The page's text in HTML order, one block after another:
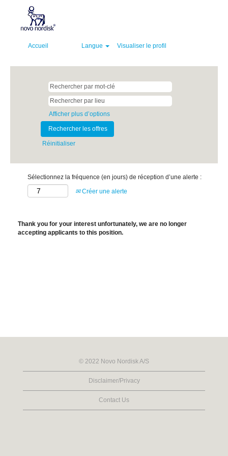
Accueil Langue Visualiser le profil
Afficher plus d’options
Réinitialiser
Sélectionnez la fréquence (en jours) de réception d’une alerte :
Créer une alerte
Thank you for your interest unfortunately, we are no longer
accepting applicants to this position.
© 2022 Novo Nordisk A/S
Disclaimer/Privacy
Contact Us